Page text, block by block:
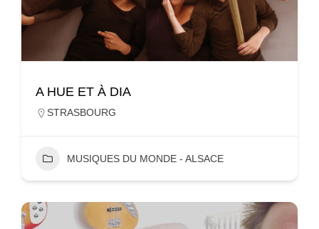
A HUE ET À DIA
STRASBOURG
MUSIQUES DU MONDE - ALSACE